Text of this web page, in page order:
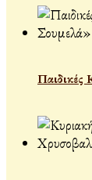
Παιδικές